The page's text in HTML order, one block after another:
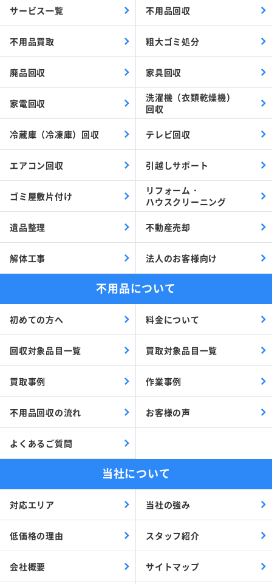
サービス一覧 不用品回収
不用品買取 粗大ゴミ処分
廃品回収 家具回収
家電回収
洗濯機（衣類乾燥機）
回収
冷蔵庫（冷凍庫）回収 テレビ回収
エアコン回収 引越しサポート
ゴミ屋敷片付け
リフォーム・
ハウスクリーニング
遺品整理 不動産売却
解体工事 法人のお客様向け
不用品について
初めての方へ 料金について
回収対象品目一覧 買取対象品目一覧
買取事例 作業事例
不用品回収の流れ お客様の声
よくあるご質問
当社について
対応エリア 当社の強み
低価格の理由 スタッフ紹介
会社概要 サイトマップ